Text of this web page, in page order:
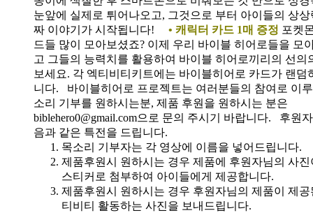
눈앞에 실제로 튀어나오고, 그것으로 부터 아이들의 상
짜 이야기가 시작됩니다! • 캐릭터 카드 1매 증정 포켓
드들 많이 모아보셨죠? 이제 우리 바이블 히어로들을 모
고 그들의 능력치를 활용하여 바이블 히어로끼리의 선의
보세요. 각 엑티비티키트에는 바이블히어로 카드가 랜덤
니다. 바이블히어로 프로젝트는 여러분들의 참여로 이
소리 기부를 원하시는분, 제품 후원을 원하시는 분은
biblehero0@gmail.com으로 문의 주시기 바랍니다. 후원
음과 같은 특전을 드립니다.
목소리 기부자는 각 영상에 이름을 넣어드립니다.
제품후원시 원하시는 경우 제품에 후원자님의 사
스티커로 첨부하여 아이들에게 제공합니다.
제품후원시 원하시는 경우 후원자님의 제품이 제
티비티 활동하는 사진을 보내드립니다.